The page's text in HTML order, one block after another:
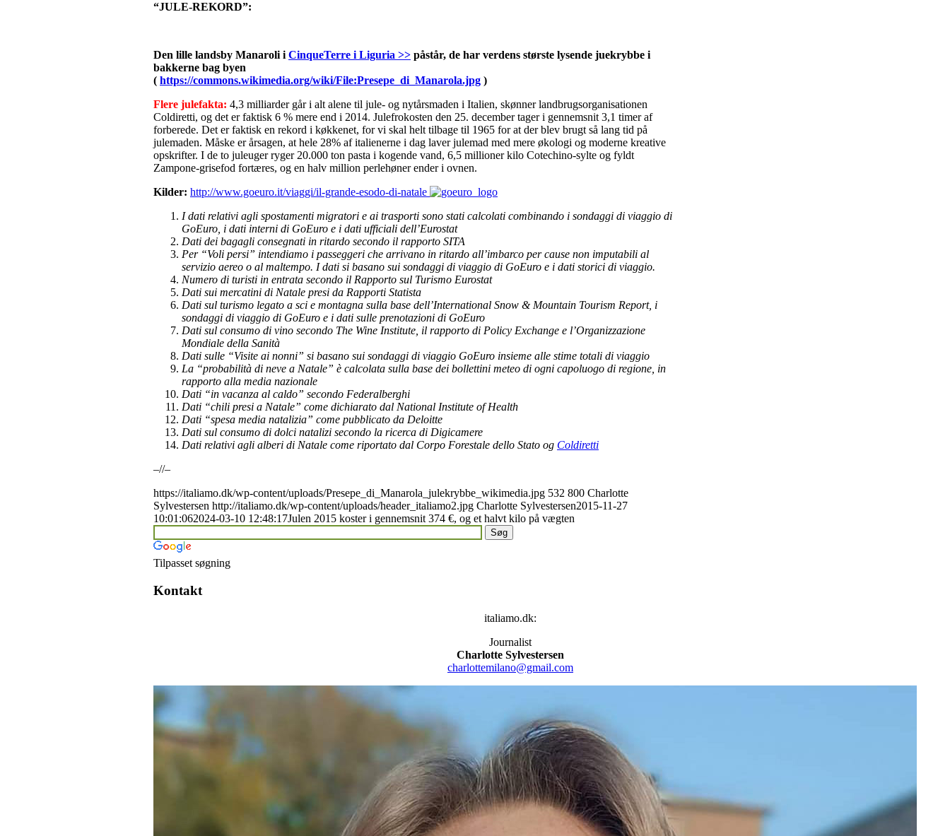
“JULE-REKORD”:
Den lille landsby Manaroli i CinqueTerre i Liguria >> påstår, de har verdens største lysende juekrybbe i
bakkerne bag byen
( https://commons.wikimedia.org/wiki/File:Presepe_di_Manarola.jpg )
Flere julefakta: 4,3 milliarder går i alt alene til jule- og nytårsmaden i Italien, skønner landbrugsorganisationen
Coldiretti, og det er faktisk 6 % mere end i 2014. Julefrokosten den 25. december tager i gennemsnit 3,1 timer af
forberede. Det er faktisk en rekord i køkkenet, for vi skal helt tilbage til 1965 for at der blev brugt så lang tid på
julemaden. Måske er årsagen, at hele 28% af italienerne i dag laver julemad med mere økologi og moderne kreative
opskrifter. I de to juleuger ryger 20.000 ton pasta i kogende vand, 6,5 millioner kilo Cotechino-sylte og fyldt
Zampone-grisefod fortæres, og en halv million perlehøner ender i ovnen.
Kilder: http://www.goeuro.it/viaggi/il-grande-esodo-di-natale
I dati relativi agli spostamenti migratori e ai trasporti sono stati calcolati combinando i sondaggi di viaggio di
GoEuro, i dati interni di GoEuro e i dati ufficiali dell’Eurostat
Dati dei bagagli consegnati in ritardo secondo il rapporto SITA
Per “Voli persi” intendiamo i passeggeri che arrivano in ritardo all’imbarco per cause non imputabili al
servizio aereo o al maltempo. I dati si basano sui sondaggi di viaggio di GoEuro e i dati storici di viaggio.
Numero di turisti in entrata secondo il Rapporto sul Turismo Eurostat
Dati sui mercatini di Natale presi da Rapporti Statista
Dati sul turismo legato a sci e montagna sulla base dell’International Snow & Mountain Tourism Report, i
sondaggi di viaggio di GoEuro e i dati sulle prenotazioni di GoEuro
Dati sul consumo di vino secondo The Wine Institute, il rapporto di Policy Exchange e l’Organizzazione
Mondiale della Sanità
Dati sulle “Visite ai nonni” si basano sui sondaggi di viaggio GoEuro insieme alle stime totali di viaggio
La “probabilità di neve a Natale” è calcolata sulla base dei bollettini meteo di ogni capoluogo di regione, in
rapporto alla media nazionale
Dati “in vacanza al caldo” secondo Federalberghi
Dati “chili presi a Natale” come dichiarato dal National Institute of Health
Dati “spesa media natalizia” come pubblicato da Deloitte
Dati sul consumo di dolci natalizi secondo la ricerca di Digicamere
Dati relativi agli alberi di Natale come riportato dal Corpo Forestale dello Stato og Coldiretti
–//–
https://italiamo.dk/wp-content/uploads/Presepe_di_Manarola_julekrybbe_wikimedia.jpg 532 800 Charlotte
Sylvestersen http://italiamo.dk/wp-content/uploads/header_italiamo2.jpg Charlotte Sylvestersen2015-11-27
10:01:062024-03-10 12:48:17Julen 2015 koster i gennemsnit 374 €, og et halvt kilo på vægten
Tilpasset søgning
Kontakt
italiamo.dk:
Journalist
Charlotte Sylvestersen
charlottemilano@gmail.com